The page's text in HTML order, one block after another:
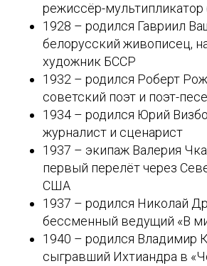
режиссёр-мультипликатор
1928 – родился Гавриил
белорусский живописец,
художник БССР
1932 – родился Роберт
советский поэт и поэт-
1934 – родился Юрий
журналист и сценарист
1937 – экипаж Валерия
первый перелёт через
США
1937 – родился Николай
бессменный ведущий «В
1940 – родился Владимир
сыгравший Ихтиандра в